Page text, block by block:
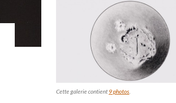
Cette galerie contient 9 photos